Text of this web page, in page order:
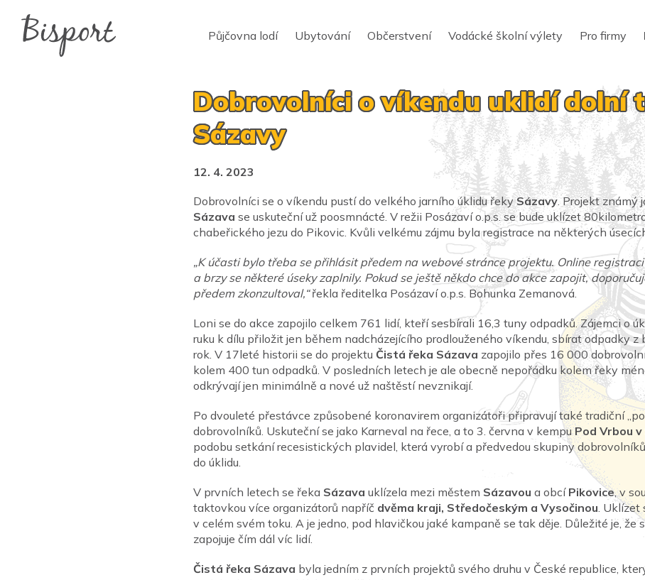
Půjčovna lodí Ubytování Občerstvení Vodácké školní výlety Pro firmy
Dobrovolníci o víkendu uklidí dolní
Sázavy
12. 4. 2023
Dobrovolníci se o víkendu pustí do velkého jarního úklidu řekySázavy. Projekt známý
Sázava se uskuteční už poosmnácté. V režii Posázaví o.p.s. se bude uklízet
chabeřického jezu do Pikovic. Kvůli velkému zájmu byla registrace na některých
„K účasti bylo třeba se přihlásit předem na webové stránce projektu. Online
a brzy se některé úseky zaplnily. Pokud se ještě někdo chce do akce zapojit,
předem zkonzultoval,“řekla ředitelka Posázaví o.p.s. Bohunka Zemanová.
Loni se do akce zapojilo celkem 761 lidí, kteří sesbírali 16,3 tuny odpadků. Zájemci o
ruku k dílu přiložit jen během nadcházejícího prodlouženého víkendu, sbírat odpadky z
rok. V 17leté historii se do projektu Čistá řeka Sázava zapojilo přes 16 000
kolem 400 tun odpadků. V posledních letech je ale obecně nepořádku kolem řeky
odkrývají jen minimálně a nové už naštěstí nevznikají.
Po dvouleté přestávce způsobené koronavirem organizátoři připravují také tradiční
dobrovolníků. Uskuteční se jako Karneval na řece, a to 3. června v kempuPod Vrbou
podobu setkání recesistických plavidel, která vyrobí a předvedou skupiny
do úklidu.
V prvních letech se řeka Sázava uklízela mezi městem Sázavou a obcí Pikovice, v
taktovkou více organizátorů napříč dvěma kraji, Středočeským a Vysočinou. Uklízet
v celém svém toku. A je jedno, pod hlavičkou jaké kampaně se tak děje. Důležité je, že
zapojuje čím dál víc lidí.
Čistá řeka Sázava byla jedním z prvních projektů svého druhu v České republice,